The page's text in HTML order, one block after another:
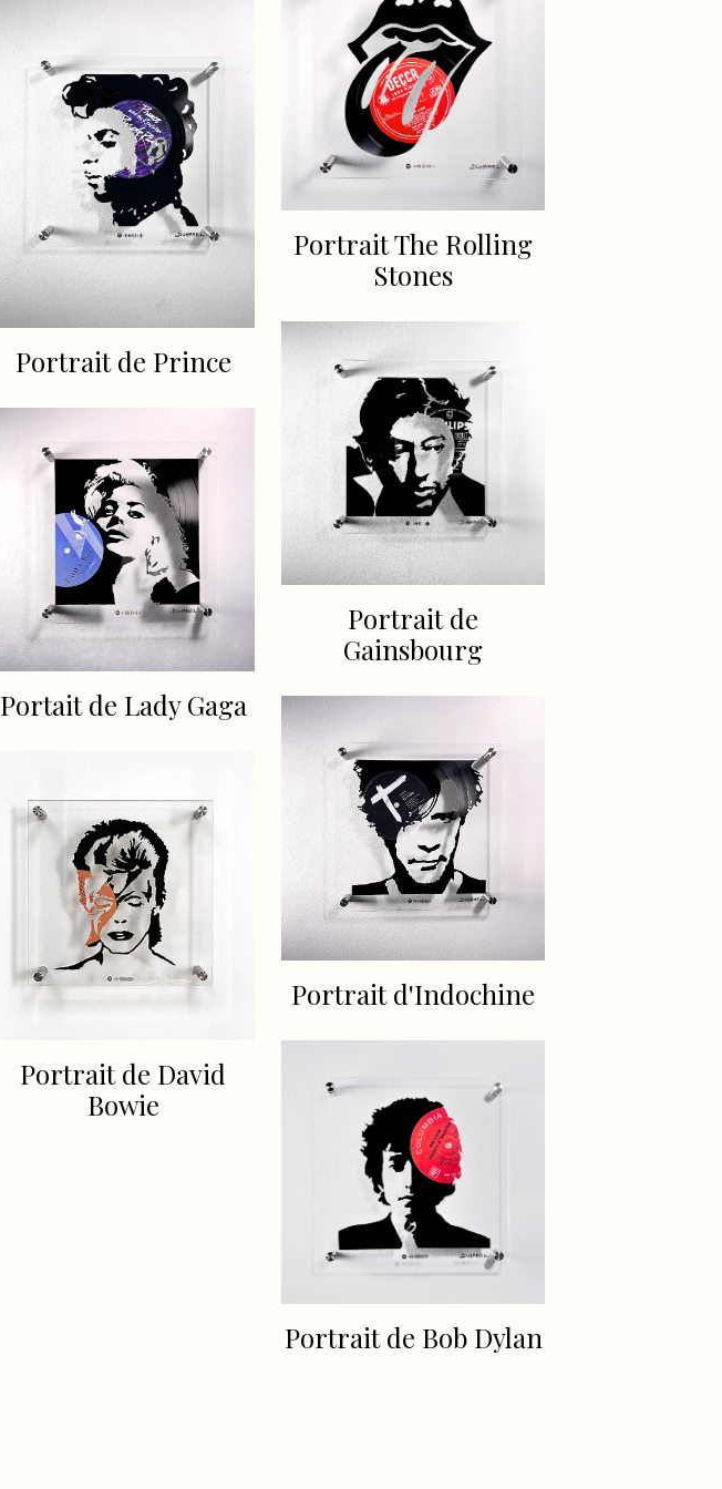
Portrait The Rolling
Stones
Portrait de Prince
Portrait de
Gainsbourg
Portait de Lady Gaga
Portrait d'Indochine
Portrait de David
Bowie
Portrait de Bob Dylan